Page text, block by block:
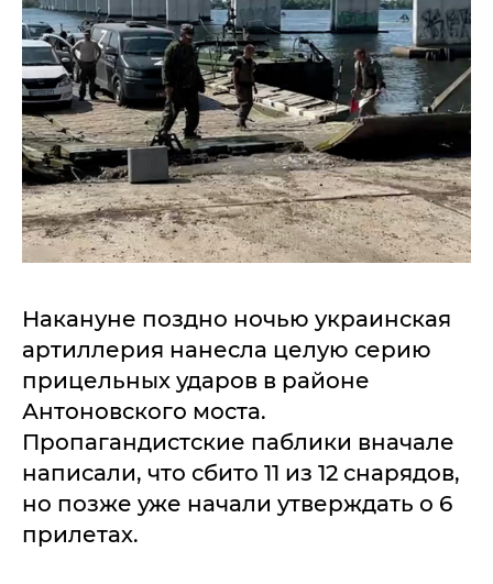
Накануне поздно ночью украинская
артиллерия нанесла целую серию
прицельных ударов в районе
Антоновского моста.
Пропагандистские паблики вначале
написали, что сбито 11 из 12 снарядов,
но позже уже начали утверждать о 6
прилетах.